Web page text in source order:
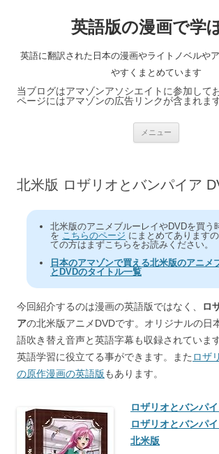
英語版の漫画で学
英語に翻訳された日本の漫画やライトノベルや
やすくまとめています
当ブログはアマゾンアソシエイトに参加して
ページにはアマゾンの広告リンクが含まれま
メニュー
ス
北米版 ロザリオとバンパイア
北米版のアニメブルーレイやDVDを買う
を こちらのページ にまとめてあります
ての方はまずこちらをお読みください。
日本のアマゾンで買える北米版のアニメ
とDVDのタイトル一覧
今回紹介するのは漫画の英語版ではなく、
ロ
アの北米版アニメDVDです。オリジナルの日
語吹き替え音声と英語字幕も収録されていま
英語学習に役立てる事ができます。また ロザ
の原作漫画の英語版もあります。
ロザリオとバンパ
ロザリオとバンパ
北米版